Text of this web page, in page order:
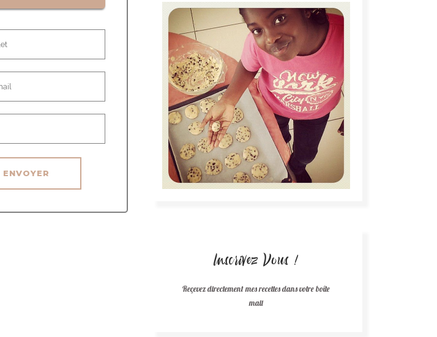
Inscrivez Vous !
Reçevez directement mes recettes dans votre boîte
mail